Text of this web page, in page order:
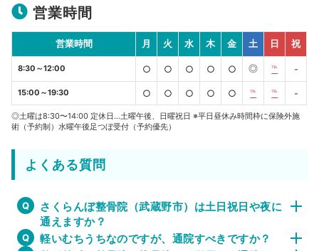
営業時間
営業時間 月 火 水 木 金 土 日 祝
8:30～12:00 ○ ○ ○ ○ ○ ◎ ℡ -
15:00～19:30 ○ ○ ○ ○ ○ ℡ ℡ -
◎土曜は8:30〜14:00 定休日…土曜午後、日曜祝日 ※平日昼休み時間枠に保険外施
術（予約制）水曜午後足つぼ受付（予約優先）
よくある質問
さくらんぼ整骨院（武蔵野市）は土日祝日や夜に
通えますか？
軽いむちうちなのですが、通院すべきですか？